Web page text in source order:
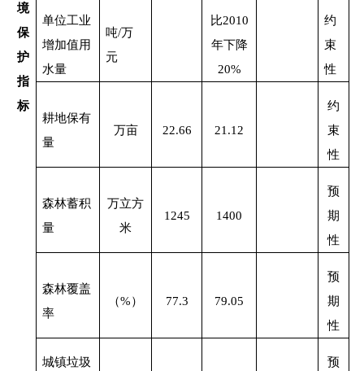
境
保
护
指
标
单位工业
增加值用
水量
吨/万
元
比2010
年下降
20%
约
束
性
耕地保有
量
万亩 22.66 21.12
约
束
性
森林蓄积
量
万立方
米
1245 1400
预
期
性
森林覆盖
率
（%） 77.3 79.05
预
期
性
城镇垃圾
预